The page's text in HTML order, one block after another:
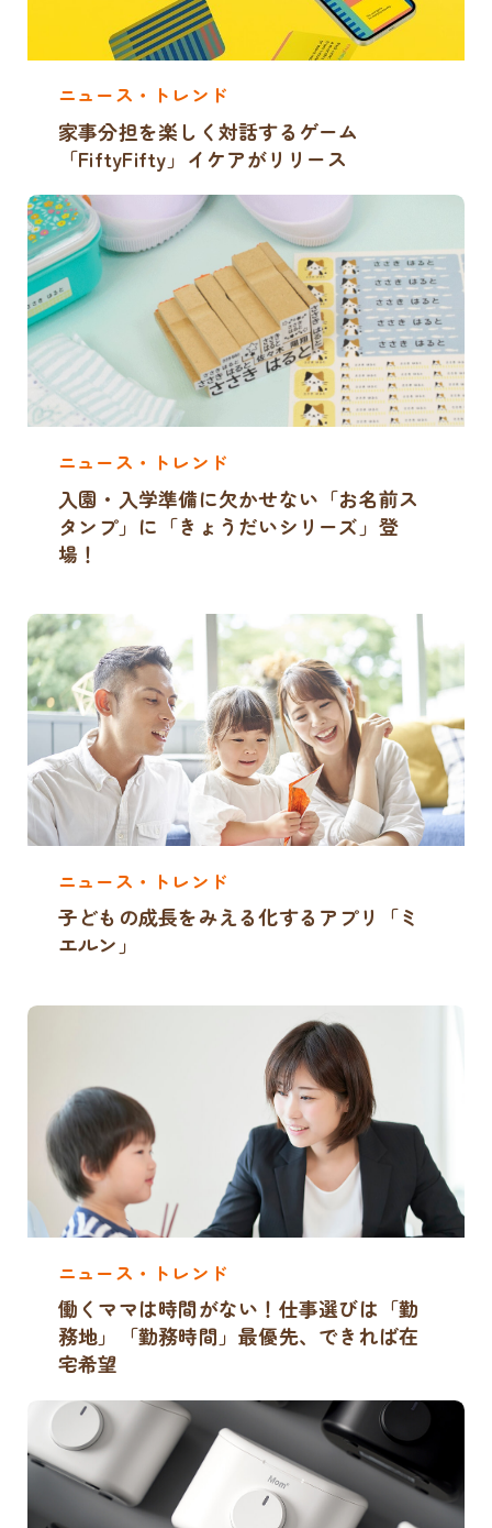
ニュース・トレンド
家事分担を楽しく対話するゲーム
「FiftyFifty」イケアがリリース
ニュース・トレンド
入園・入学準備に欠かせない「お名前ス
タンプ」に「きょうだいシリーズ」登
場！
ニュース・トレンド
子どもの成長をみえる化するアプリ「ミ
エルン」
ニュース・トレンド
働くママは時間がない！仕事選びは「勤
務地」「勤務時間」最優先、できれば在
宅希望